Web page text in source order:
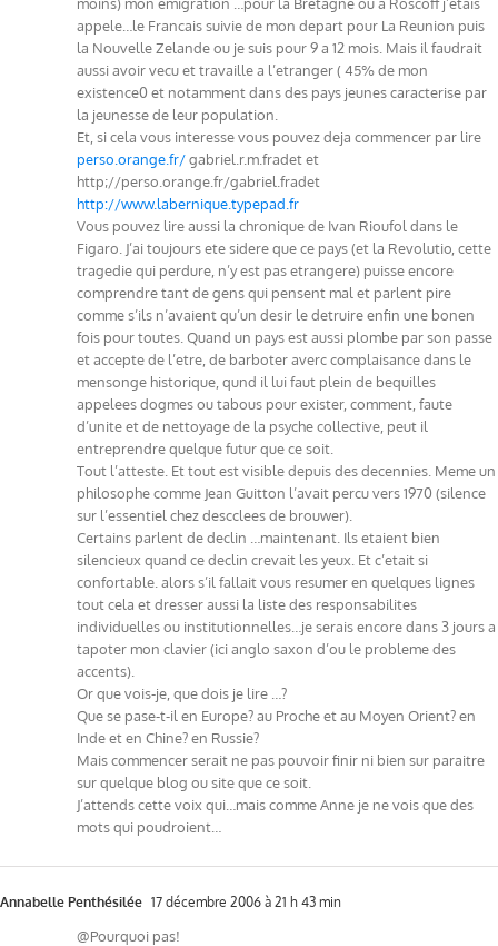
appele…le Francais suivie de mon depart pour La Reunion puis
la Nouvelle Zelande ou je suis pour 9 a 12 mois. Mais il faudrait
aussi avoir vecu et travaille a l’etranger ( 45% de mon
existence0 et notamment dans des pays jeunes caracterise par
la jeunesse de leur population.
Et, si cela vous interesse vous pouvez deja commencer par lire
perso.orange.fr/gabriel.r.m.fradet et
http;//perso.orange.fr/gabriel.fradet
http://www.labernique.typepad.fr
Vous pouvez lire aussi la chronique de Ivan Rioufol dans le
Figaro. J’ai toujours ete sidere que ce pays (et la Revolutio, cette
tragedie qui perdure, n’y est pas etrangere) puisse encore
comprendre tant de gens qui pensent mal et parlent pire
comme s’ils n’avaient qu’un desir le detruire enfin une bonen
fois pour toutes. Quand un pays est aussi plombe par son passe
et accepte de l’etre, de barboter averc complaisance dans le
mensonge historique, qund il lui faut plein de bequilles
appelees dogmes ou tabous pour exister, comment, faute
d’unite et de nettoyage de la psyche collective, peut il
entreprendre quelque futur que ce soit.
Tout l’atteste. Et tout est visible depuis des decennies. Meme un
philosophe comme Jean Guitton l’avait percu vers 1970 (silence
sur l’essentiel chez descclees de brouwer).
Certains parlent de declin …maintenant. Ils etaient bien
silencieux quand ce declin crevait les yeux. Et c’etait si
confortable. alors s’il fallait vous resumer en quelques lignes
tout cela et dresser aussi la liste des responsabilites
individuelles ou institutionnelles…je serais encore dans 3 jours a
tapoter mon clavier (ici anglo saxon d’ou le probleme des
accents).
Or que vois-je, que dois je lire …?
Que se pase-t-il en Europe? au Proche et au Moyen Orient? en
Inde et en Chine? en Russie?
Mais commencer serait ne pas pouvoir finir ni bien sur paraitre
sur quelque blog ou site que ce soit.
J’attends cette voix qui…mais comme Anne je ne vois que des
mots qui poudroient…
Annabelle Penthésilée 17 décembre 2006 à 21 h 43 min
@Pourquoi pas!